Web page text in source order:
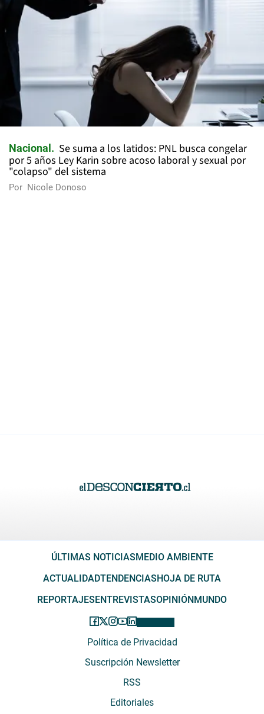
Nacional
Se suma a los latidos: PNL busca congelar
por 5 años Ley Karin sobre acoso laboral y sexual por
"colapso" del sistema
Por Nicole Donoso
ÚLTIMAS NOTICIAS MEDIO AMBIENTE
ACTUALIDADTENDENCIAS HOJA DE RUTA
REPORTAJES ENTREVISTASOPINIÓN MUNDO
Política de Privacidad
Suscripción Newsletter
RSS
Editoriales